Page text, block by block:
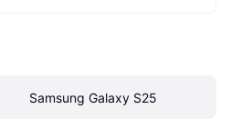
Samsung Galaxy S25